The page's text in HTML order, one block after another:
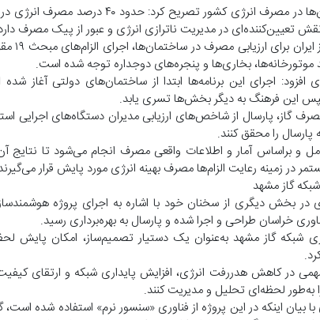
در مدیریت ناترازی انرژی و عبور از پیک مصرف
وی
بخاری‌ها و پنجره‌های دوجداره توجه شده است.
اجرای این برنامه‌ها ابتدا از ساختمان‌های دولتی آغاز
این فرهنگ به دیگر بخش‌ها تسری یابد.
و براساس آمار و اطلاعات واقعی مصرف انجام می‌شود تا نتایج
در زمینه رعایت الزام‌ها مصرف بهینه انرژی مورد پایش قرار
گاز مشهد
در بخش دیگری از سخنان خود با اشاره به اجرای پروژه
خراسان طراحی و اجرا شده و پارسال به بهره‌برداری رسید.
شبکه گاز مشهد به‌عنوان یک دستیار تصمیم‌ساز، امکان
در کاهش هدررفت انرژی، افزایش پایداری شبکه و ارتقای
لحظه‌ای تحلیل و مدیریت کنند.
بیان اینکه در این پروژه از فناوری «سنسور نرم» استفاده شده